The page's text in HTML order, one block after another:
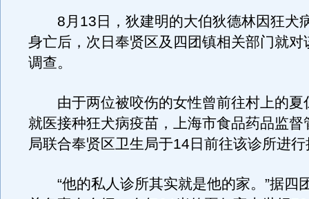
8月13日，狄建明的大伯狄德林因狂犬
身亡后，次日奉贤区及四团镇相关部门就对
调查。
由于两位被咬伤的女性曾前往村上的夏
就医接种狂犬病疫苗，上海市食品药品监督
局联合奉贤区卫生局于14日前往该诊所进
“他的私人诊所其实就是他的家。”据四